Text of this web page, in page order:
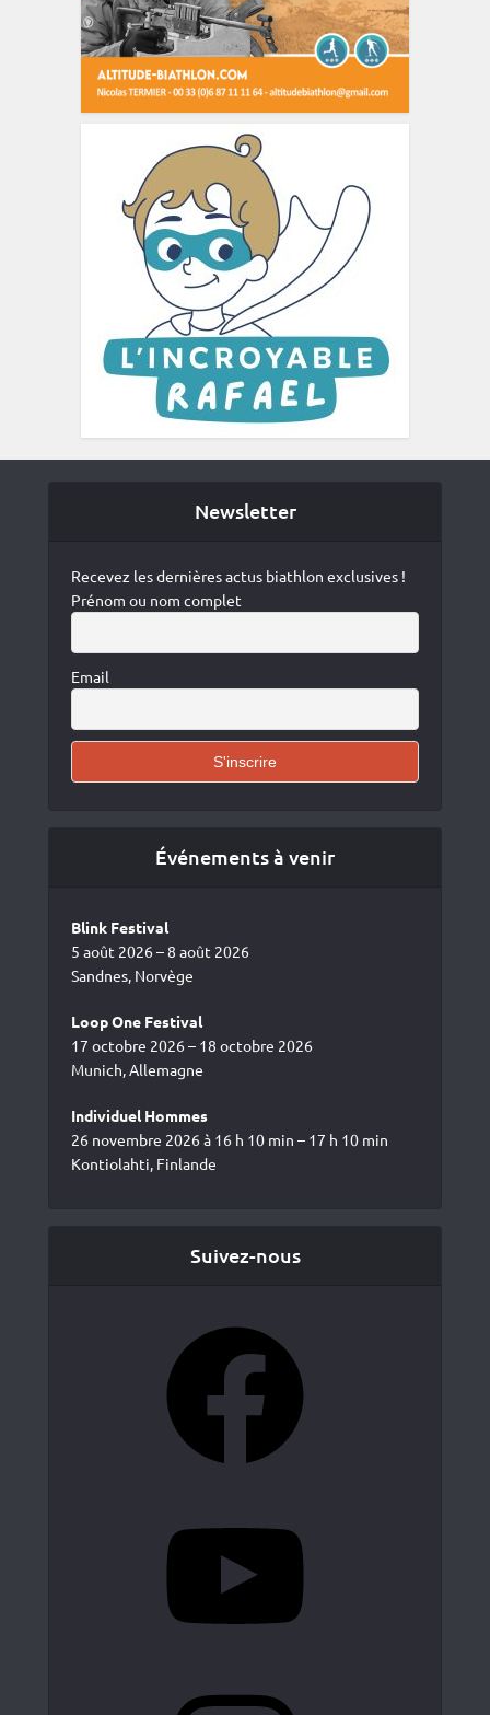
Newsletter
Recevez les dernières actus biathlon exclusives !
Prénom ou nom complet
Email
Événements à venir
Blink Festival
5 août 2026 – 8 août 2026
Sandnes, Norvège
Loop One Festival
17 octobre 2026 – 18 octobre 2026
Munich, Allemagne
Individuel Hommes
26 novembre 2026 à 16 h 10 min – 17 h 10 min
Kontiolahti, Finlande
Suivez-nous